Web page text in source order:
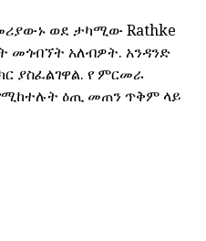
ወደ ታካሚው Rathke
መጎብኘት አለብዎት. አንዳንድ
ያስፈልገዋል. የ ምርመራ
ዕጢ መጠን ጥቅም ላይ